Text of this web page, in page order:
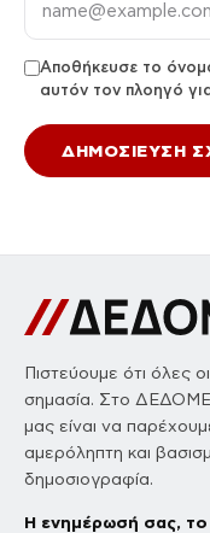
Αποθήκευσε το
αυτόν τον πλοηγό
Πιστεύουμε ότι όλες
σημασία. Στο
μας είναι να
αμερόληπτη και
δημοσιογραφία.
Η ενημέρωσή σας,